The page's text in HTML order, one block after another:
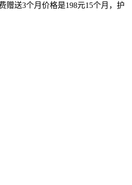
赠送3个月价格是198元15个月，护